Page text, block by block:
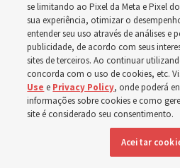
se limitando ao Pixel da Meta e Pixel
sua experiência, otimizar o
entender seu uso através de análises e
publicidade, de acordo com seus
sites de terceiros. Ao continuar
concorda com o uso de cookies, etc.
Use e Privacy Policy, onde poderá
informações sobre cookies e como
site é considerado seu consentimento.
Aceitar